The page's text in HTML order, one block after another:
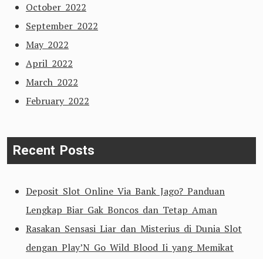
October 2022
September 2022
May 2022
April 2022
March 2022
February 2022
Recent Posts
Deposit Slot Online Via Bank Jago? Panduan
Lengkap Biar Gak Boncos dan Tetap Aman
Rasakan Sensasi Liar dan Misterius di Dunia Slot
dengan Play’N Go Wild Blood Ii yang Memikat